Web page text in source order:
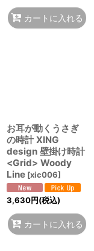
カートに入れる
お耳が動くうさぎ
の時計 XING
design 壁掛け時計
<Grid> Woody
Line [xic006]
3,630円(税込)
カートに入れる